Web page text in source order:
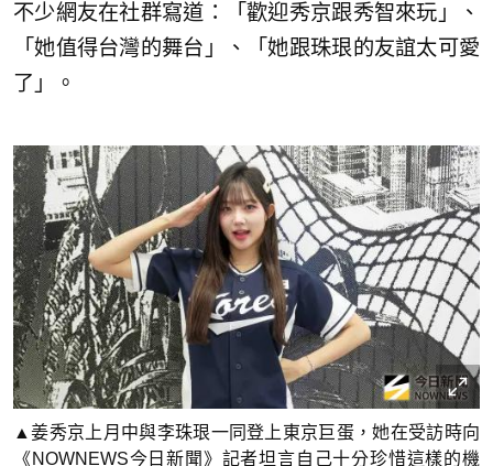
不少網友在社群寫道：「歡迎秀京跟秀智來玩」、
「她值得台灣的舞台」、「她跟珠珢的友誼太可愛
了」。
▲姜秀京上月中與李珠珢一同登上東京巨蛋，她在受訪時向
《NOWNEWS今日新聞》記者坦言自己十分珍惜這樣的機